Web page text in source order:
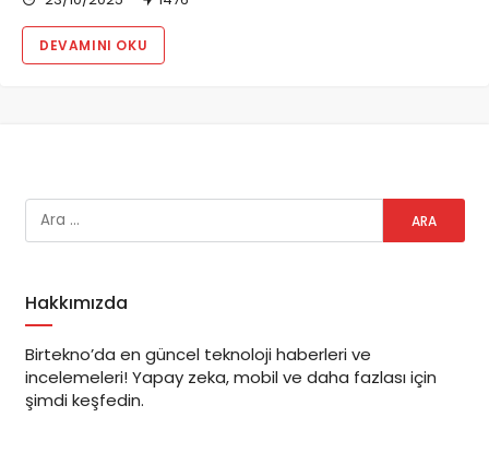
DEVAMINI OKU
Hakkımızda
Birtekno’da en güncel teknoloji haberleri ve
incelemeleri! Yapay zeka, mobil ve daha fazlası için
şimdi keşfedin.